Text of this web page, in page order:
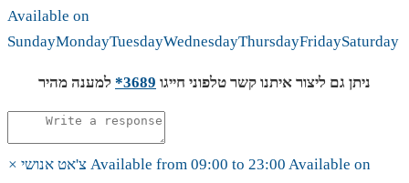
Available on
SundayMondayTuesdayWednesdayThursdayFridaySaturday
ניתן גם ליצור איתנו קשר טלפוני חייגו 3689* למענה מהיר
× צ'אט אנושי Available from 09:00 to 23:00 Available on